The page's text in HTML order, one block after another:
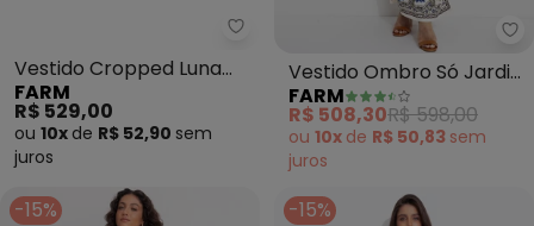
Farm - Vestido Cropped Luna
Vestido Cropped Luna
(Bege)
FARM
R$ 529,00
ou 10x de R$ 52,90 sem
juros
Vestido Ombro Só Jardim
Chintz Lenço (Bege)
FARM
R$ 508,30R$ 598,00
ou 10x de R$ 50,83 sem
juros
-15% -15%